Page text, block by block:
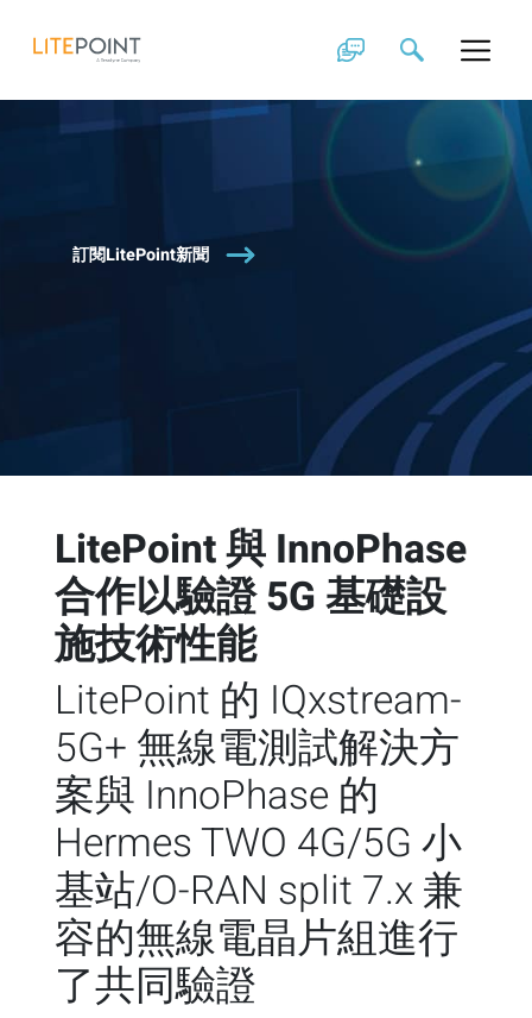
content
訂閱LitePoint新聞
LitePoint 與 InnoPhase
合作以驗證 5G 基礎設
施技術性能
LitePoint 的 IQxstream-
5G+ 無線電測試解決方
案與 InnoPhase 的
Hermes TWO 4G/5G 小
基站/O-RAN split 7.x 兼
容的無線電晶片組進行
了共同驗證